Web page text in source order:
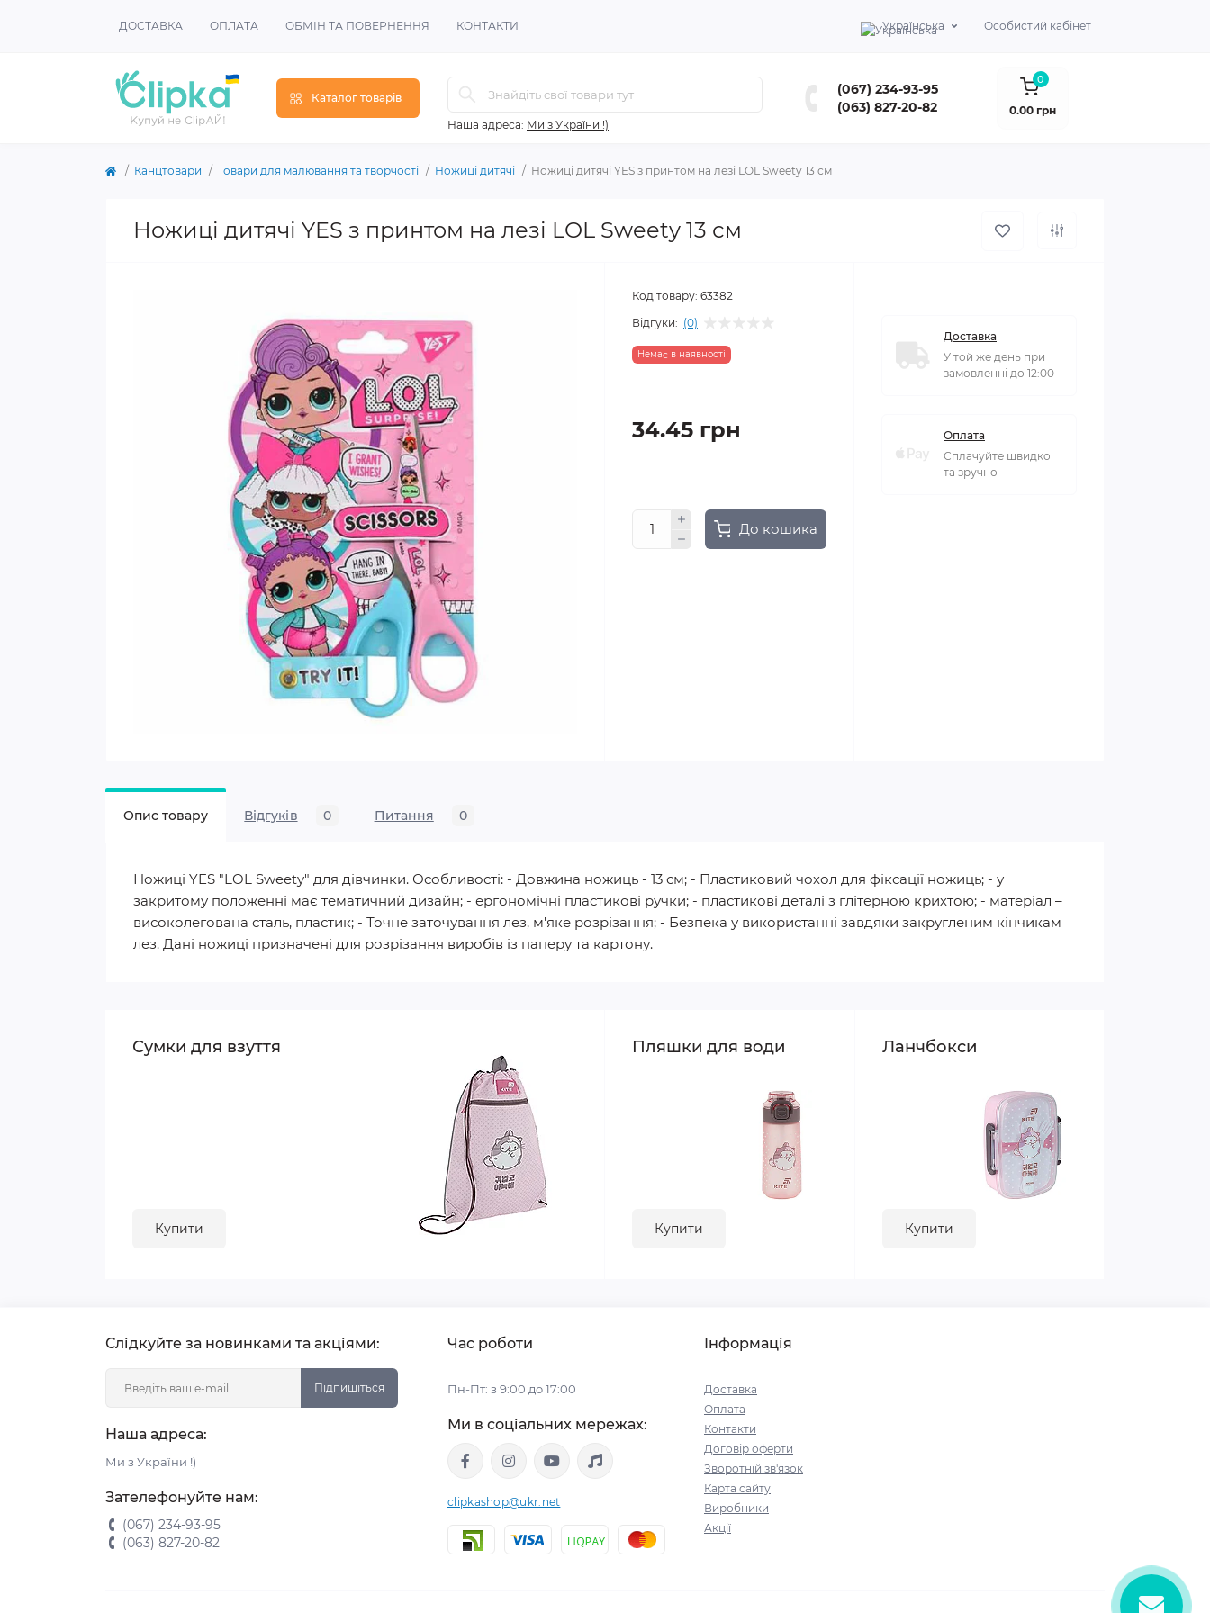
ДОСТАВКА ОПЛАТА ОБМІН ТА ПОВЕРНЕННЯ КОНТАКТИ Українська Особистий кабінет
Каталог товарів
Наша адреса: Ми з України !)
(067) 234-93-95
(063) 827-20-82
0
0.00 грн
Канцтовари Товари для малювання та творчості Ножиці дитячі Ножиці дитячі YES з принтом на лезі LOL Sweety 13 см
Ножиці дитячі YES з принтом на лезі LOL Sweety 13 см
Код товару: 63382
Відгуки: (0)
Немає в наявності
34.45 грн
До кошика
Доставка
У той же день при
замовленні до 12:00
Оплата
Сплачуйте швидко
та зручно
Опис товару Відгуків 0 Питання 0
Ножиці YES "LOL Sweety" для дівчинки. Особливості: - Довжина ножиць - 13 см; - Пластиковий чохол для фіксації ножиць; - у
закритому положенні має тематичний дизайн; - ергономічні пластикові ручки; - пластикові деталі з глітерною крихтою; - матеріал –
високолегована сталь, пластик; - Точне заточування лез, м'яке розрізання; - Безпека у використанні завдяки закругленим кінчикам
лез. Дані ножиці призначені для розрізання виробів із паперу та картону.
Сумки для взуття
Купити
Пляшки для води
Купити
Ланчбокси
Купити
Слідкуйте за новинками та акціями:
Підпишіться
Наша адреса:
Ми з України !)
Зателефонуйте нам:
(067) 234-93-95
(063) 827-20-82
Час роботи
Пн-Пт: з 9:00 до 17:00
Ми в соціальних мережах:
clipkashop@ukr.net
Інформація
Доставка
Оплата
Контакти
Договір оферти
Зворотній зв'язок
Карта сайту
Виробники
Акції